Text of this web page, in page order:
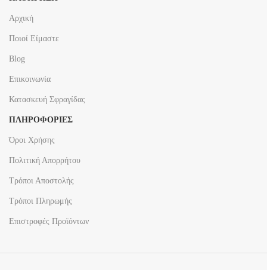
Αρχική
Ποιοί Είμαστε
Blog
Επικοινωνία
Κατασκευή Σφραγίδας
ΠΛΗΡΟΦΟΡΙΕΣ
Όροι Χρήσης
Πολιτική Απορρήτου
Τρόποι Αποστολής
Τρόποι Πληρωμής
Επιστροφές Προϊόντων